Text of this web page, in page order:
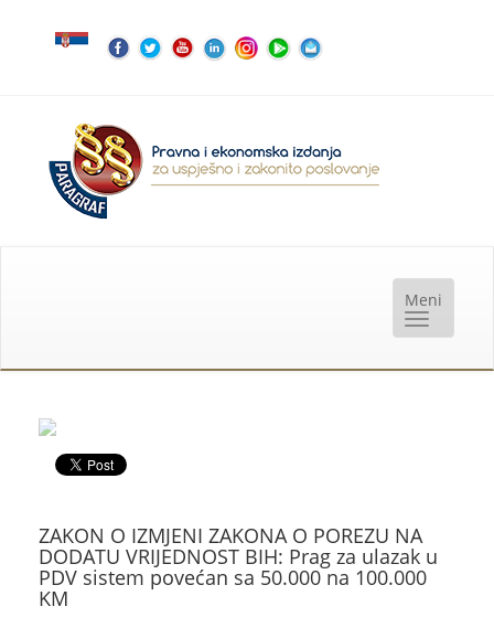
ZAKON O IZMJENI ZAKONA O POREZU NA
DODATU VRIJEDNOST BIH: Prag za ulazak u
PDV sistem povećan sa 50.000 na 100.000
KM